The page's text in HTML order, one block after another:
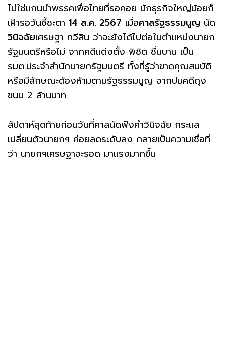
ไม่ใช่แกนนำพรรคเพื่อไทยที่รอคอย นักธุรกิจใหญ่น้อยก็
เฝ้ารอวันชี้ชะตา 14 ส.ค. 2567 เมื่อศาลรัฐธรรมนูญ นัด
วินิจฉัยเศรษฐา ทวีสิน ว่าจะยังได้ไปต่อในตำแหน่งนายก
รัฐมนตรีหรือไม่ จากคดีแต่งตั้ง พิชิต ชื่นบาน เป็น
รมต.ประจำสำนักนายกรัฐมนตรี ทั้งที่รู้ว่าขาดคุณสมบัติ
หรือมีลักษณะต้องห้ามตามรัฐธรรมนูญ จากปมคดีถุง
ขนม 2 ล้านบาท
สัปดาห์สุดท้ายก่อนวันที่ศาลนัดฟังคำวินิจฉัย กระแส
เปลี่ยนตัวนายกฯ ค่อยลดระดับลง กลายเป็นความเชื่อที่
ว่า นายกฯเศรษฐาจะรอด มาแรงมากขึ้น